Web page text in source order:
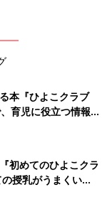
本『ひよこクラブ
育児に役立つ情報が
初めてのひよこクラ
授乳がうまくい
のトラブル 解決テ